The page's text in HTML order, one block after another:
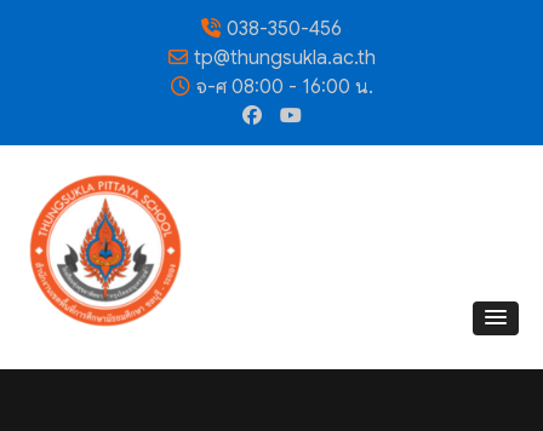
038-350-456
tp@thungsukla.ac.th
จ-ศ 08:00 - 16:00 น.